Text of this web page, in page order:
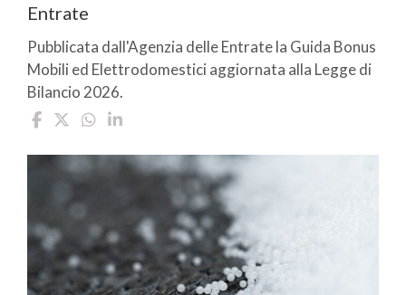
Entrate
Pubblicata dall'Agenzia delle Entrate la Guida Bonus
Mobili ed Elettrodomestici aggiornata alla Legge di
Bilancio 2026.